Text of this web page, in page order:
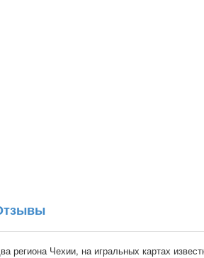
региона Чехии, на игральных картах